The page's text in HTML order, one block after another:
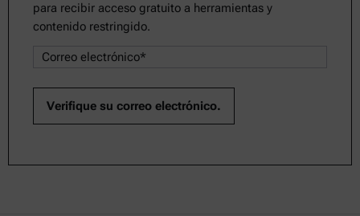
para recibir acceso gratuito a herramientas y
contenido restringido.